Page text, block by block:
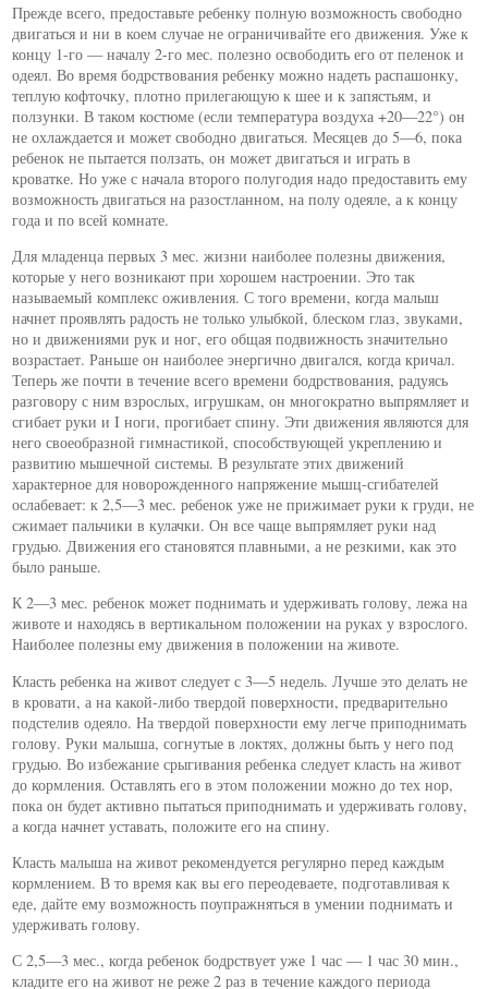
Прежде всего, предоставьте ребенку полную возможность свободно
двигаться и ни в коем случае не ограничивайте его движения. Уже к
концу 1-го — началу 2-го мес. полезно освободить его от пеленок и
одеял. Во время бодрствования ребенку можно надеть распашонку,
теплую кофточку, плотно прилегающую к шее и к запястьям, и
ползунки. В таком костюме (если температура воздуха +20—22°) он
не охлаждается и может свободно двигаться. Месяцев до 5—6, пока
ребенок не пытается ползать, он может двигаться и играть в
кроватке. Но уже с начала второго полугодия надо предоставить ему
возможность двигаться на разостланном, на полу одеяле, а к концу
года и по всей комнате.
Для младенца первых 3 мес. жизни наиболее полезны движения,
которые у него возникают при хорошем настроении. Это так
называемый комплекс оживления. С того времени, когда малыш
начнет проявлять радость не только улыбкой, блеском глаз, звуками,
но и движениями рук и ног, его общая подвижность значительно
возрастает. Раньше он наиболее энергично двигался, когда кричал.
Теперь же почти в течение всего времени бодрствования, радуясь
разговору с ним взрослых, игрушкам, он многократно выпрямляет и
сгибает руки и I ноги, прогибает спину. Эти движения являются для
него своеобразной гимнастикой, способствующей укреплению и
развитию мышечной системы. В результате этих движений
характерное для новорожденного напряжение мышц-сгибателей
ослабевает: к 2,5—3 мес. ребенок уже не прижимает руки к груди, не
сжимает пальчики в кулачки. Он все чаще выпрямляет руки над
грудью. Движения его становятся плавными, а не резкими, как это
было раньше.
К 2—3 мес. ребенок может поднимать и удерживать голову, лежа на
животе и находясь в вертикальном положении на руках у взрослого.
Наиболее полезны ему движения в положении на животе.
Класть ребенка на живот следует с 3—5 недель. Лучше это делать не
в кровати, а на какой-либо твердой поверхности, предварительно
подстелив одеяло. На твердой поверхности ему легче приподнимать
голову. Руки малыша, согнутые в локтях, должны быть у него под
грудью. Во избежание срыгивания ребенка следует класть на живот
до кормления. Оставлять его в этом положении можно до тех нор,
пока он будет активно пытаться приподнимать и удерживать голову,
а когда начнет уставать, положите его на спину.
Класть малыша на живот рекомендуется регулярно перед каждым
кормлением. В то время как вы его переодеваете, подготавливая к
еде, дайте ему возможность поупражняться в умении поднимать и
удерживать голову.
С 2,5—3 мес., когда ребенок бодрствует уже 1 час — 1 час 30 мин.,
кладите его на живот не реже 2 раз в течение каждого периода